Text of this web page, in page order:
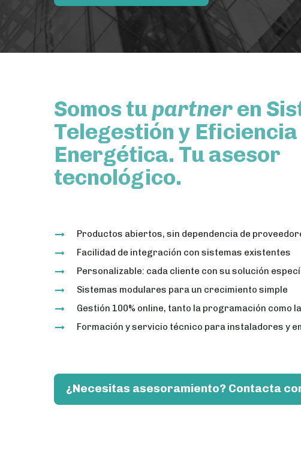
Somos tupartneren
Telegestión y Eficiencia
Energética. Tu asesor
tecnológico.
Productos abiertos, sin dependencia de
Facilidad de integración con sistemas existentes
Personalizable: cada cliente con su solución
Sistemas modulares para un crecimiento simple
Gestión 100% online, tanto la programación como
Formación y servicio técnico para instaladores y
¿Necesitas asesoramiento? Contacta